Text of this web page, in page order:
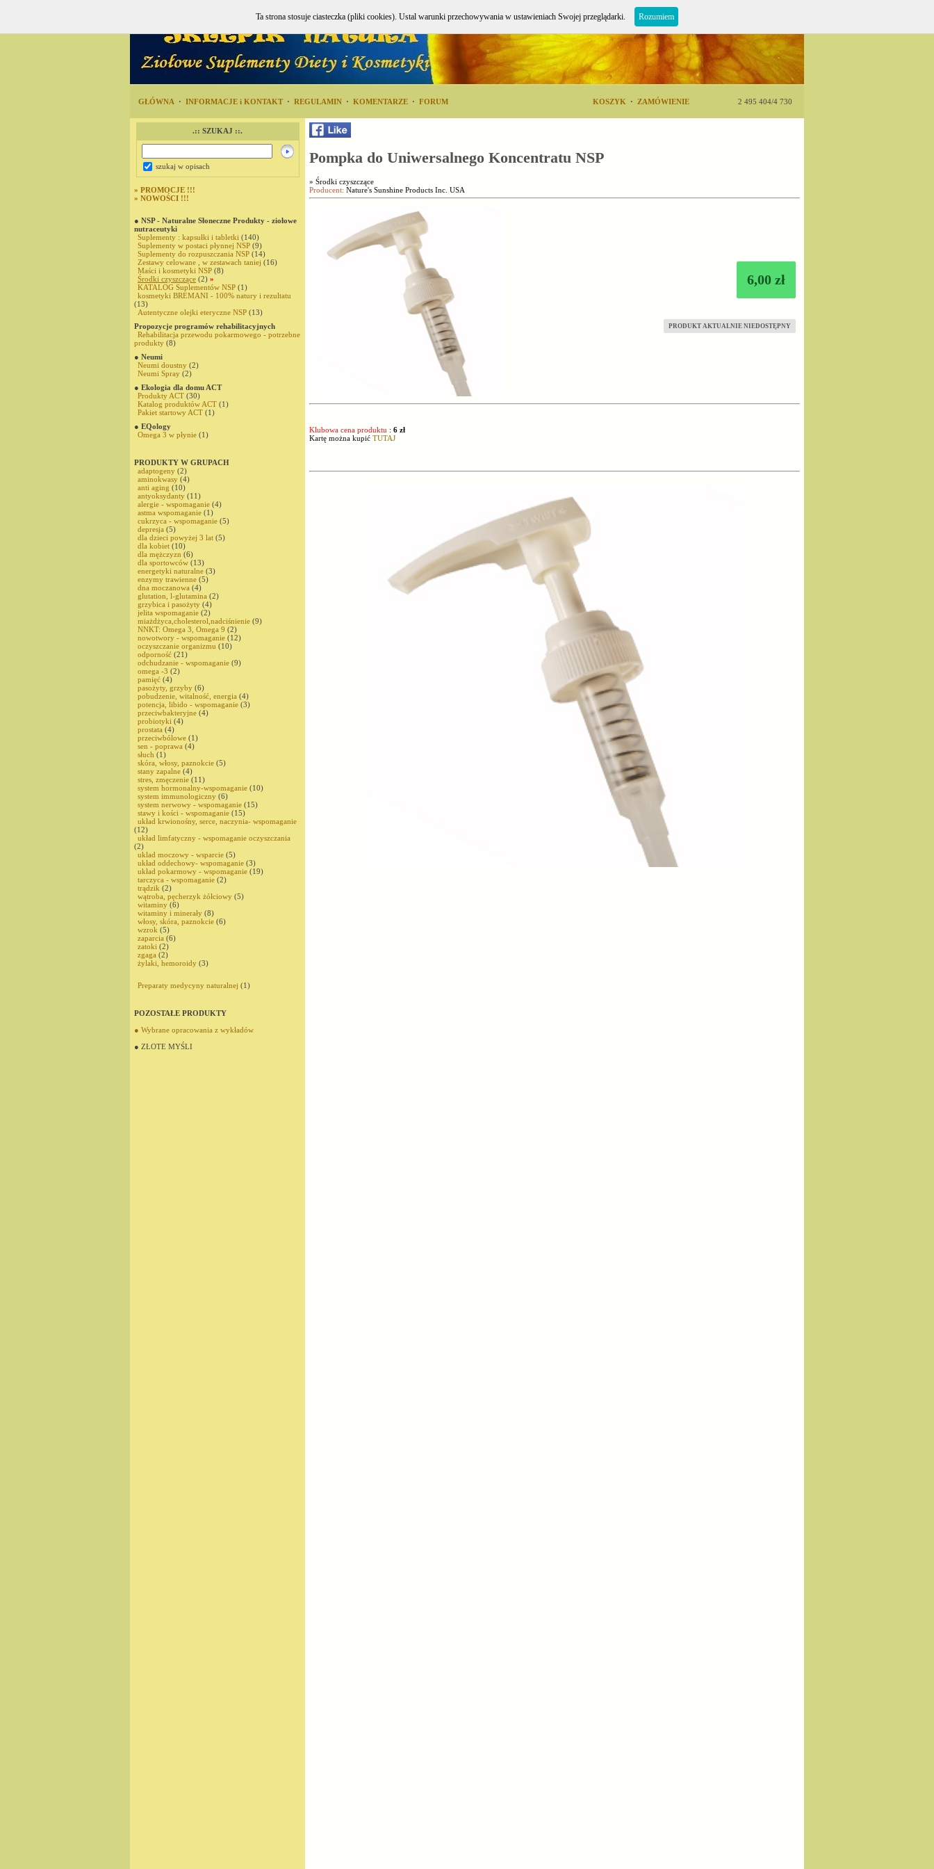
GŁÓWNA · INFORMACJE i KONTAKT · REGULAMIN · KOMENTARZE · FORUM KOSZYK · ZAMÓWIENIE 2 495 404/4 730
.:: SZUKAJ ::.
szukaj w opisach
» PROMOCJE !!!
» NOWOŚCI !!!
● NSP - Naturalne Słoneczne Produkty - ziołowe
nutraceutyki
Suplementy : kapsułki i tabletki (140)
Suplementy w postaci płynnej NSP (9)
Suplementy do rozpuszczania NSP (14)
Zestawy celowane , w zestawach taniej (16)
Maści i kosmetyki NSP (8)
Środki czyszczące (2) »
KATALOG Suplementów NSP (1)
kosmetyki BREMANI - 100% natury i rezultatu
(13)
Autentyczne olejki eteryczne NSP (13)
Propozycje programów rehabilitacyjnych
Rehabilitacja przewodu pokarmowego - potrzebne
produkty (8)
● Neumi
Neumi doustny (2)
Neumi Spray (2)
● Ekologia dla domu ACT
Produkty ACT (30)
Katalog produktów ACT (1)
Pakiet startowy ACT (1)
● EQology
Omega 3 w płynie (1)
PRODUKTY W GRUPACH
adaptogeny (2)
aminokwasy (4)
anti aging (10)
antyoksydanty (11)
alergie - wspomaganie (4)
astma wspomaganie (1)
cukrzyca - wspomaganie (5)
depresja (5)
dla dzieci powyżej 3 lat (5)
dla kobiet (10)
dla mężczyzn (6)
dla sportowców (13)
energetyki naturalne (3)
enzymy trawienne (5)
dna moczanowa (4)
glutation, l-glutamina (2)
grzybica i pasożyty (4)
jelita wspomaganie (2)
miażdżyca,cholesterol,nadciśnienie (9)
NNKT: Omega 3, Omega 9 (2)
nowotwory - wspomaganie (12)
oczyszczanie organizmu (10)
odporność (21)
odchudzanie - wspomaganie (9)
omega -3 (2)
pamięć (4)
pasożyty, grzyby (6)
pobudzenie, witalność, energia (4)
potencja, libido - wspomaganie (3)
przeciwbakteryjne (4)
probiotyki (4)
prostata (4)
przeciwbólowe (1)
sen - poprawa (4)
słuch (1)
skóra, włosy, paznokcie (5)
stany zapalne (4)
stres, zmęczenie (11)
system hormonalny-wspomaganie (10)
system immunologiczny (6)
system nerwowy - wspomaganie (15)
stawy i kości - wspomaganie (15)
układ krwionośny, serce, naczynia- wspomaganie
(12)
układ limfatyczny - wspomaganie oczyszczania
(2)
uklad moczowy - wsparcie (5)
układ oddechowy- wspomaganie (3)
układ pokarmowy - wspomaganie (19)
tarczyca - wspomaganie (2)
trądzik (2)
wątroba, pęcherzyk żółciowy (5)
witaminy (6)
witaminy i minerały (8)
włosy, skóra, paznokcie (6)
wzrok (5)
zaparcia (6)
zatoki (2)
zgaga (2)
żylaki, hemoroidy (3)
Preparaty medycyny naturalnej (1)
POZOSTAŁE PRODUKTY
● Wybrane opracowania z wykładów
● ZŁOTE MYŚLI
Pompka do Uniwersalnego Koncentratu NSP
» Środki czyszczące
Producent: Nature's Sunshine Products Inc. USA
6,00 zł
PRODUKT AKTUALNIE NIEDOSTĘPNY
Klubowa cena produktu : 6 zł
Kartę można kupić TUTAJ
Ta strona stosuje ciasteczka (pliki cookies). Ustal warunki przechowywania w ustawieniach Swojej przeglądarki. Rozumiem